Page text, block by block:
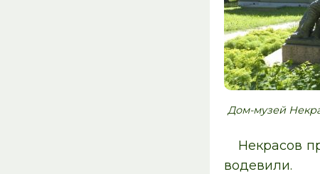
Дом-музей
Некрасов
водевили.